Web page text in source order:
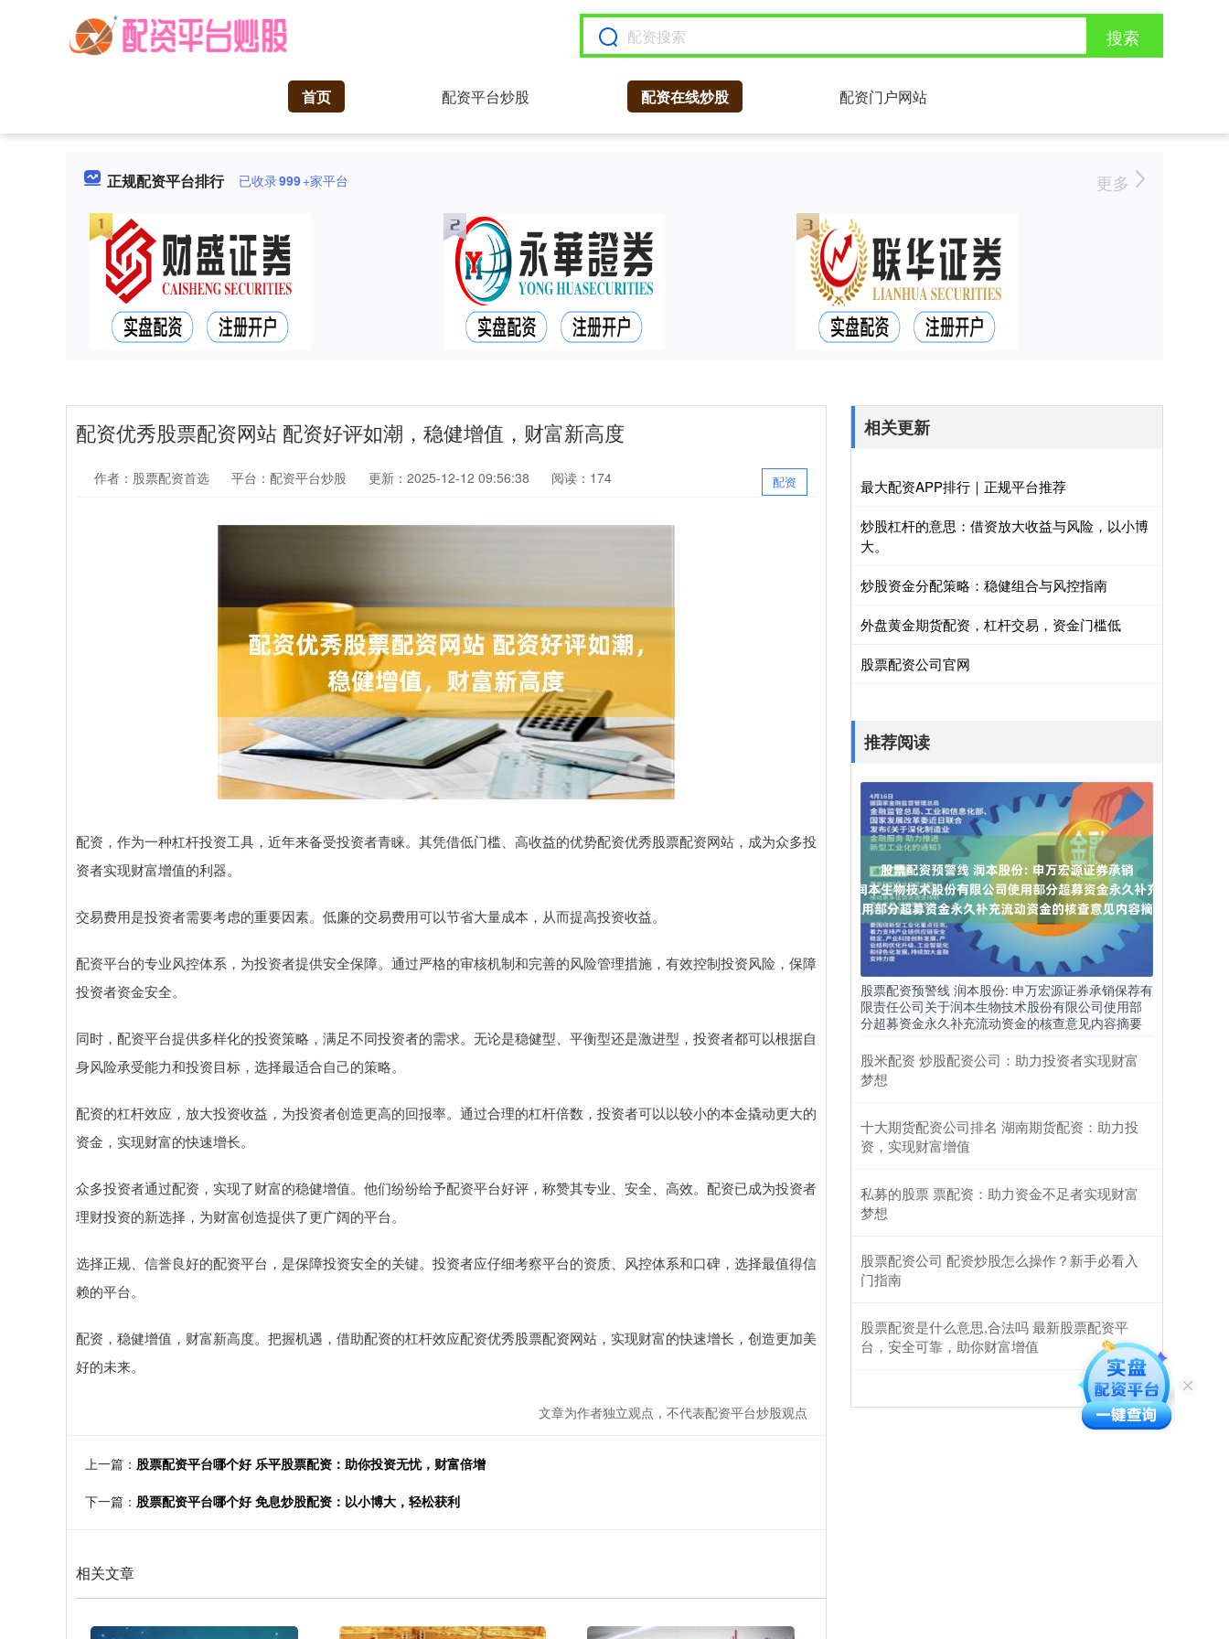
搜索
首页 配资平台炒股 配资在线炒股 配资门户网站
正规配资平台排行 已收录999+家平台 更多
配资优秀股票配资网站 配资好评如潮，稳健增值，财富新高度
配资
作者：股票配资首选 平台：配资平台炒股 更新：2025-12-12 09:56:38 阅读：174
配资，作为一种杠杆投资工具，近年来备受投资者青睐。其凭借低门槛、高收益的优势配资优秀股票配资网站，成为众多投
资者实现财富增值的利器。
交易费用是投资者需要考虑的重要因素。低廉的交易费用可以节省大量成本，从而提高投资收益。
配资平台的专业风控体系，为投资者提供安全保障。通过严格的审核机制和完善的风险管理措施，有效控制投资风险，保障
投资者资金安全。
同时，配资平台提供多样化的投资策略，满足不同投资者的需求。无论是稳健型、平衡型还是激进型，投资者都可以根据自
身风险承受能力和投资目标，选择最适合自己的策略。
配资的杠杆效应，放大投资收益，为投资者创造更高的回报率。通过合理的杠杆倍数，投资者可以以较小的本金撬动更大的
资金，实现财富的快速增长。
众多投资者通过配资，实现了财富的稳健增值。他们纷纷给予配资平台好评，称赞其专业、安全、高效。配资已成为投资者
理财投资的新选择，为财富创造提供了更广阔的平台。
选择正规、信誉良好的配资平台，是保障投资安全的关键。投资者应仔细考察平台的资质、风控体系和口碑，选择最值得信
赖的平台。
配资，稳健增值，财富新高度。把握机遇，借助配资的杠杆效应配资优秀股票配资网站，实现财富的快速增长，创造更加美
好的未来。
文章为作者独立观点，不代表配资平台炒股观点
上一篇： 股票配资平台哪个好 乐平股票配资：助你投资无忧，财富倍增
下一篇： 股票配资平台哪个好 免息炒股配资：以小博大，轻松获利
相关文章
相关更新
最大配资APP排行｜正规平台推荐
炒股杠杆的意思：借资放大收益与风险，以小博
大。
炒股资金分配策略：稳健组合与风控指南
外盘黄金期货配资，杠杆交易，资金门槛低
股票配资公司官网
推荐阅读
股票配资预警线 润本股份: 申万宏源证券承销保荐有
限责任公司关于润本生物技术股份有限公司使用部
分超募资金永久补充流动资金的核查意见内容摘要
股米配资 炒股配资公司：助力投资者实现财富
梦想
十大期货配资公司排名 湖南期货配资：助力投
资，实现财富增值
私募的股票 票配资：助力资金不足者实现财富
梦想
股票配资公司 配资炒股怎么操作？新手必看入
门指南
股票配资是什么意思,合法吗 最新股票配资平
台，安全可靠，助你财富增值